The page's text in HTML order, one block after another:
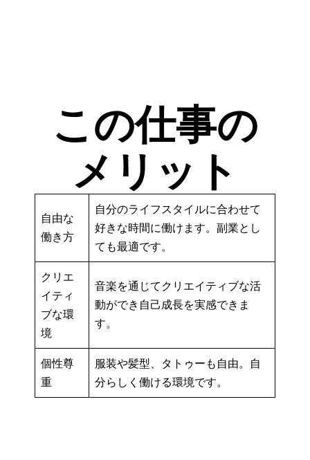
この仕事の
メリット
自由な
働き方
自分のライフスタイルに合わせて
好きな時間に働けます。副業とし
ても最適です。
クリエ
イティ
ブな環
境
音楽を通じてクリエイティブな活
動ができ自己成長を実感できま
す。
個性尊
重
服装や髪型、タトゥーも自由。自
分らしく働ける環境です。